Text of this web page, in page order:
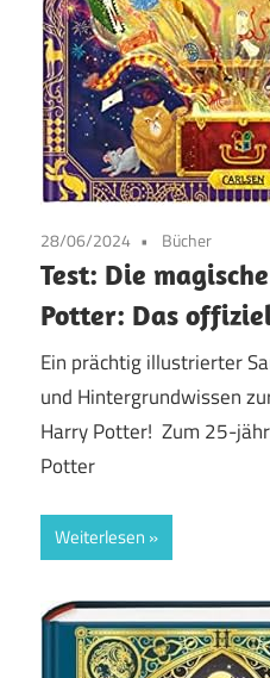
28/06/2024 Bücher
Test: Die
Potter: Das
Ein prächtig illustrierter
und Hintergrundwissen
Harry Potter! Zum 25-
Potter
Weiterlesen